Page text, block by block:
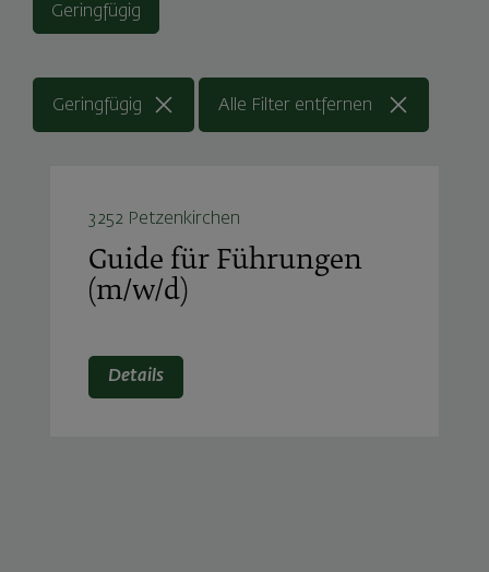
Geringfügig
Geringfügig Alle Filter entfernen
3252 Petzenkirchen
Guide für Führungen
(m/w/d)
Details